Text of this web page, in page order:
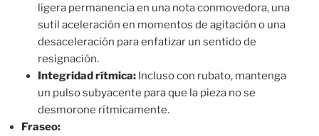
ligera permanencia en una nota conmovedora, una
sutil aceleración en momentos de agitación o una
desaceleración para enfatizar un sentido de
resignación.
Integridad rítmica:Incluso con rubato, mantenga
un pulso subyacente para que la pieza no se
desmorone rítmicamente.
Fraseo: